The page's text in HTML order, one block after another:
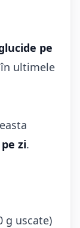
pe
în ultimele
zi.
g uscate)